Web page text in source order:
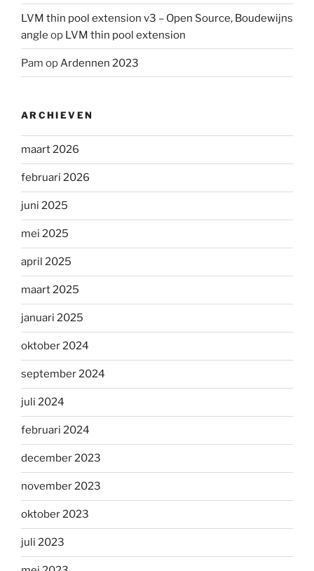
LVM thin pool extension v3 – Open Source, Boudewijns
angle op LVM thin pool extension
Pam opArdennen 2023
ARCHIEVEN
maart 2026
februari 2026
juni 2025
mei 2025
april 2025
maart 2025
januari 2025
oktober 2024
september 2024
juli 2024
februari 2024
december 2023
november 2023
oktober 2023
juli 2023